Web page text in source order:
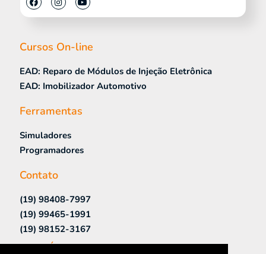
Cursos On-line
EAD: Reparo de Módulos de Injeção Eletrônica
EAD: Imobilizador Automotivo
Ferramentas
Simuladores
Programadores
Contato
(19) 98408-7997
(19) 99465-1991
(19) 98152-3167
Links Úteis